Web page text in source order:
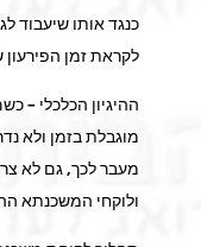
כנגד אותו שיעבוד
לקראת זמן
ההיגיון הכלכלי
מוגבלת בזמן ולא
מעבר לכך, גם לא
ולוקחי המשכנתא